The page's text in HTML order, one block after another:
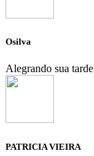
Osilva
Alegrando sua tarde
PATRICIA VIEIRA